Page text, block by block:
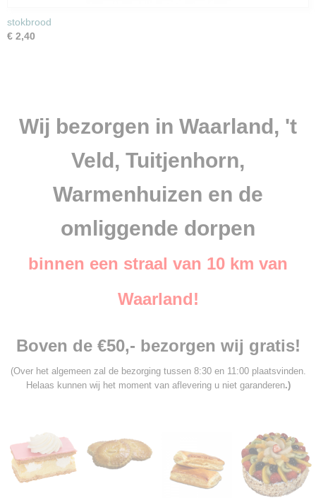
stokbrood
€ 2,40
Wij bezorgen in Waarland, 't
Veld, Tuitjenhorn,
Warmenhuizen en de
omliggende dorpen
binnen een straal van 10 km van
Waarland!
Boven de €50,- bezorgen wij gratis!
(Over het algemeen zal de bezorging tussen 8:30 en 11:00 plaatsvinden.
Helaas kunnen wij het moment van aflevering u niet garanderen.)